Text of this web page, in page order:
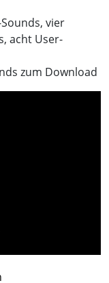
vier
acht User-
zum Download